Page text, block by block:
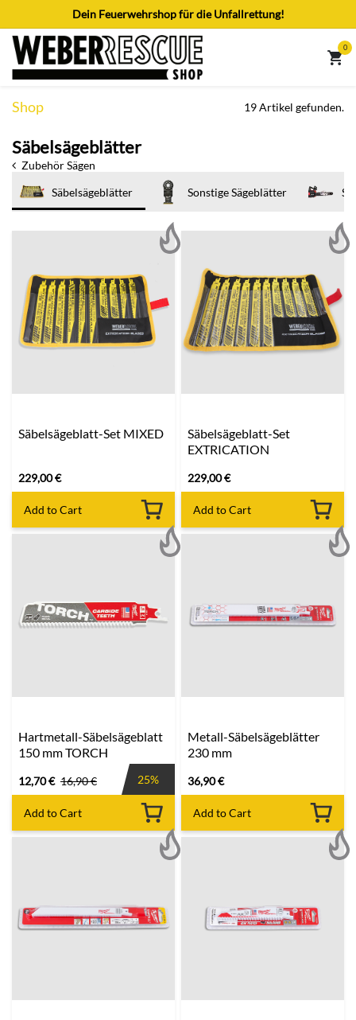
Zum Inhalt springenDein Feuerwehrshop für die Unfallrettung!
0
Shop 19 Artikel gefunden.
Säbelsägeblätter
Zubehör Sägen
Säbelsägeblätter
Sonstige Sägeblätter
Säbelsägeblatt-Set MIXED
229,00€
Add to Cart
Säbelsägeblatt-Set
EXTRICATION
229,00€
Add to Cart
Hartmetall-Säbelsägeblatt
150 mm TORCH
12,70€ 16,90€ 25%
Add to Cart
Metall-Säbelsägeblätter
230 mm
36,90€
Add to Cart